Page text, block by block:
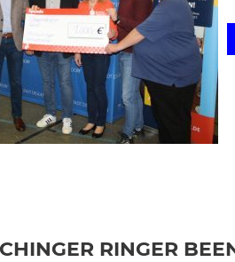
RINGER